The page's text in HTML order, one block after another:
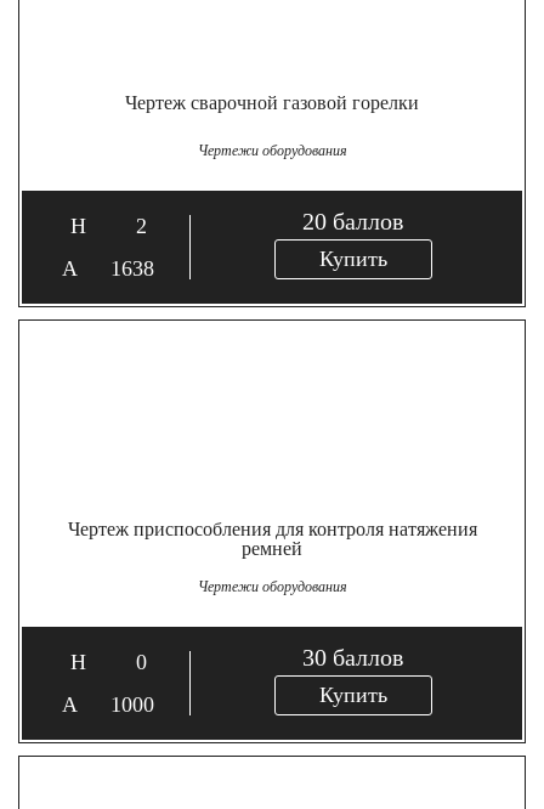
Чертеж сварочной газовой горелки
Чертежи оборудования
2
1638
20 баллов
Купить
Чертеж приспособления для контроля натяжения
ремней
Чертежи оборудования
0
1000
30 баллов
Купить